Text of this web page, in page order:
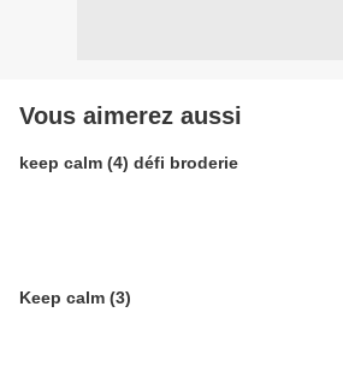
Vous aimerez aussi
keep calm (4) défi broderie
Keep calm (3)